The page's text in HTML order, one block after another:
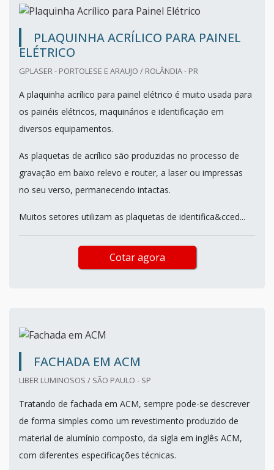
PLAQUINHA ACRÍLICO PARA PAINEL
ELÉTRICO
GPLASER - PORTOLESE E ARAUJO / ROLÂNDIA - PR
A plaquinha acrílico para painel elétrico é muito usada para
os painéis elétricos, maquinários e identificação em
diversos equipamentos.
As plaquetas de acrílico são produzidas no processo de
gravação em baixo relevo e router, a laser ou impressas
no seu verso, permanecendo intactas.
Muitos setores utilizam as plaquetas de identifica&cced...
Cotar agora
FACHADA EM ACM
LIBER LUMINOSOS / SÃO PAULO - SP
Tratando de fachada em ACM, sempre pode-se descrever
de forma simples como um revestimento produzido de
material de alumínio composto, da sigla em inglês ACM,
com diferentes especificações técnicas.